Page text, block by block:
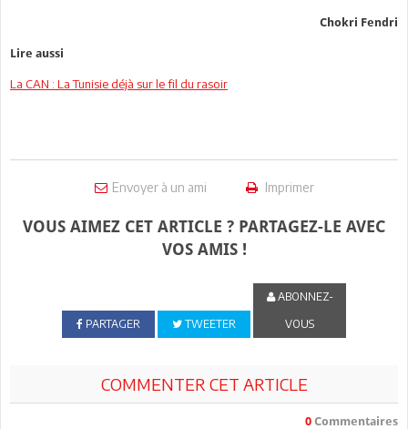
Chokri Fendri
Lire aussi
La CAN : La Tunisie déjà sur le fil du rasoir
Envoyer à un ami Imprimer
VOUS AIMEZ CET ARTICLE ? PARTAGEZ-LE AVEC
VOS AMIS !
PARTAGER TWEETER
ABONNEZ-
VOUS
COMMENTER CET ARTICLE
0 Commentaires